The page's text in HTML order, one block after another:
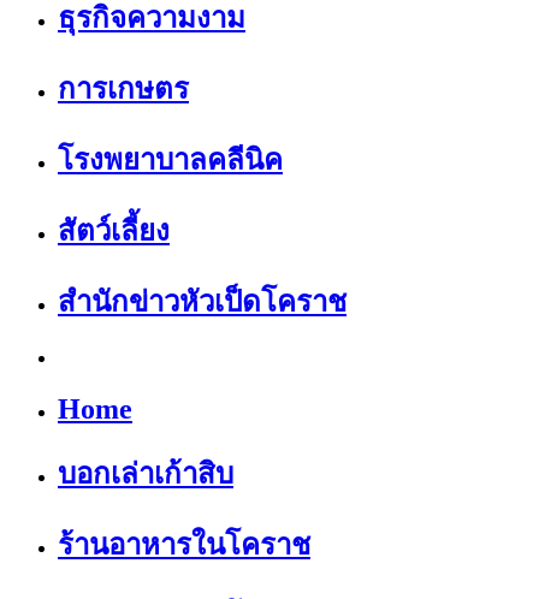
ธุรกิจความงาม
การเกษตร
โรงพยาบาลคลีนิค
สัตว์เลี้ยง
สำนักข่าวหัวเป็ดโคราช
Home
บอกเล่าเก้าสิบ
ร้านอาหารในโคราช